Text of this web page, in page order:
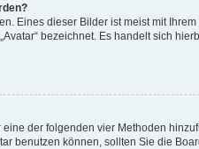
Eines dieser Bilder ist meist mit
bezeichnet. Es handelt sich
der folgenden vier Methoden
benutzen können, sollten Sie die